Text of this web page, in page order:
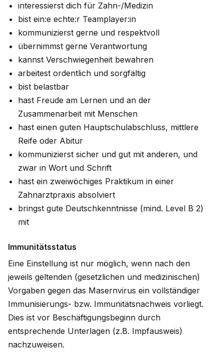
interessierst dich für Zahn-/Medizin
bist ein:e echte:r Teamplayer:in
kommunizierst gerne und respektvoll
übernimmst gerne Verantwortung
kannst Verschwiegenheit bewahren
arbeitest ordentlich und sorgfältig
bist belastbar
hast Freude am Lernen und an der
Zusammenarbeit mit Menschen
hast einen guten Hauptschulabschluss, mittlere
Reife oder Abitur
kommunizierst sicher und gut mit anderen, und
zwar in Wort und Schrift
hast ein zweiwöchiges Praktikum in einer
Zahnarztpraxis absolviert
bringst gute Deutschkenntnisse (mind. Level B 2)
mit
Immunitätsstatus
Eine Einstellung ist nur möglich, wenn nach den
jeweils geltenden (gesetzlichen und medizinischen)
Vorgaben gegen das Masernvirus ein vollständiger
Immunisierungs- bzw. Immunitätsnachweis vorliegt.
Dies ist vor Beschäftigungsbeginn durch
entsprechende Unterlagen (z.B. Impfausweis)
nachzuweisen.